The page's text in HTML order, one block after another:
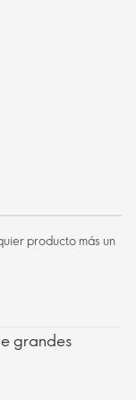
producto más un
grandes